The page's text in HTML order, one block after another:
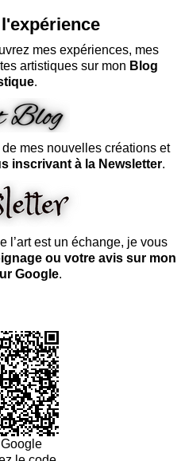
mes expériences, mes
artistiques sur mon Blog
.
mes nouvelles créations et
inscrivant à la Newsletter.
l’art est un échange, je vous
ou votre avis sur mon
Google.